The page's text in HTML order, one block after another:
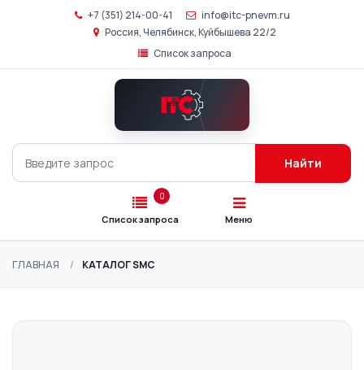
+7 (351) 214-00-41
info@itc-pnevm.ru
Россия, Челябинск, Куйбышева 22/2
Список запроса
Найти
Список запроса
0
Меню
Главная
Подбор
ГЛАВНАЯ КАТАЛОГ SMC